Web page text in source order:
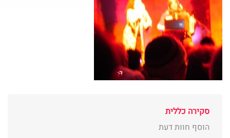
סקירה כללית
הוסף חוות דעת